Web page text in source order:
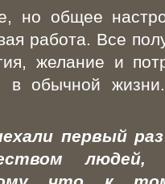
но общее
работа. Все
желание и
в обычной
первый